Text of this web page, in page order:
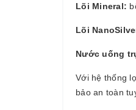
Lõi Mineral:
Lõi
Nước uống
Với hệ thống
bảo an toàn